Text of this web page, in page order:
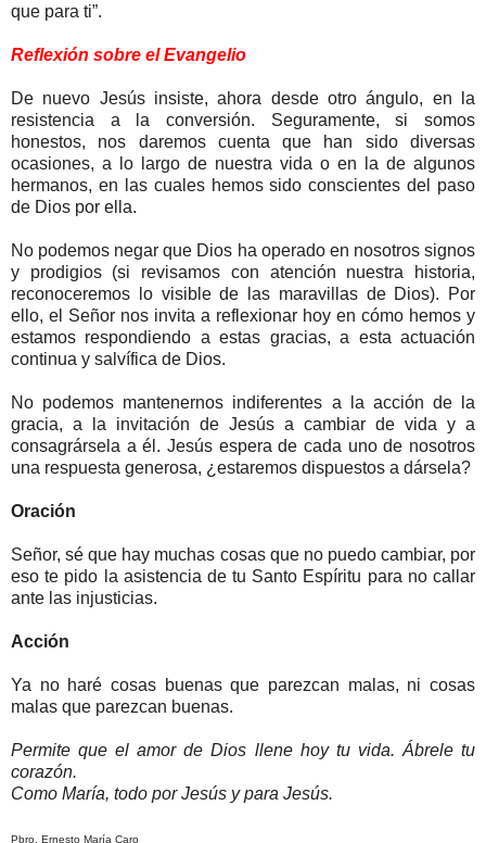
que para ti”.
Reflexión sobre el Evangelio
De nuevo Jesús insiste, ahora desde otro ángulo, en la
resistencia a la conversión. Seguramente, si somos
honestos, nos daremos cuenta que han sido diversas
ocasiones, a lo largo de nuestra vida o en la de algunos
hermanos, en las cuales hemos sido conscientes del paso
de Dios por ella.
No podemos negar que Dios ha operado en nosotros signos
y prodigios (si revisamos con atención nuestra historia,
reconoceremos lo visible de las maravillas de Dios). Por
ello, el Señor nos invita a reflexionar hoy en cómo hemos y
estamos respondiendo a estas gracias, a esta actuación
continua y salvífica de Dios.
No podemos mantenernos indiferentes a la acción de la
gracia, a la invitación de Jesús a cambiar de vida y a
consagrársela a él. Jesús espera de cada uno de nosotros
una respuesta generosa, ¿estaremos dispuestos a dársela?
Oración
Señor, sé que hay muchas cosas que no puedo cambiar, por
eso te pido la asistencia de tu Santo Espíritu para no callar
ante las injusticias.
Acción
Ya no haré cosas buenas que parezcan malas, ni cosas
malas que parezcan buenas.
Permite que el amor de Dios llene hoy tu vida. Ábrele tu
corazón.
Como María, todo por Jesús y para Jesús.
Pbro. Ernesto María Caro